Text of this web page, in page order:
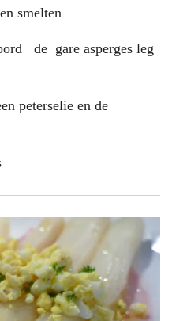
smelten
de gare asperges leg
peterselie en de